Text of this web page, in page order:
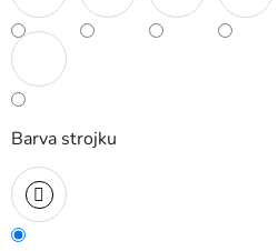
Barva strojku